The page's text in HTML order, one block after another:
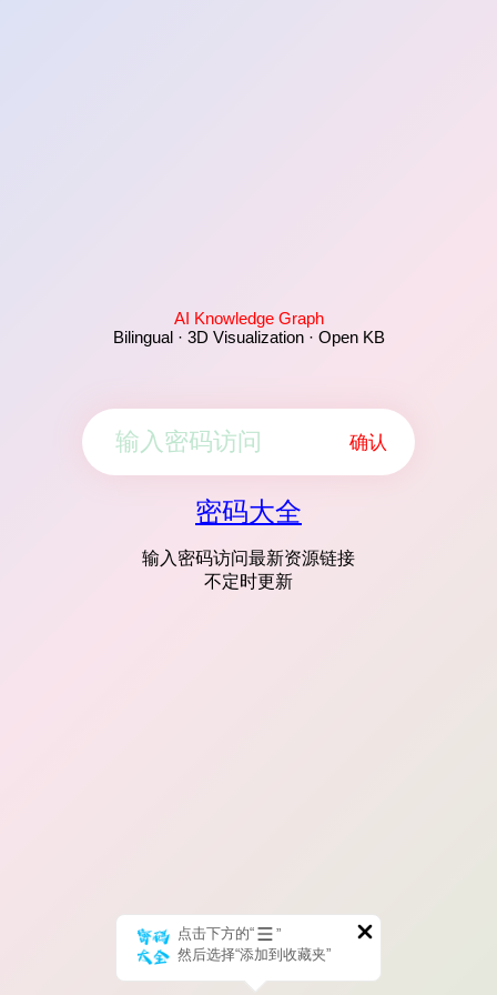
AI Knowledge Graph
Bilingual · 3D Visualization · Open KB
确认
密码大全
输入密码访问最新资源链接
不定时更新
点击下方的“
”
然后选择“添加到收藏夹”